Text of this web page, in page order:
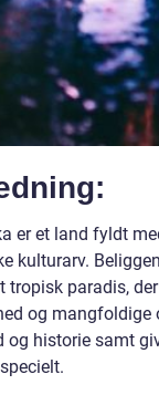
er et land fyldt
kulturarv.
tropisk paradis,
og mangfoldige
og historie samt